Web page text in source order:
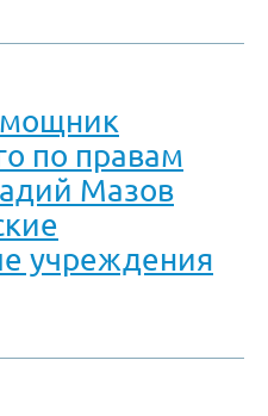
по правам
Мазов
учреждения